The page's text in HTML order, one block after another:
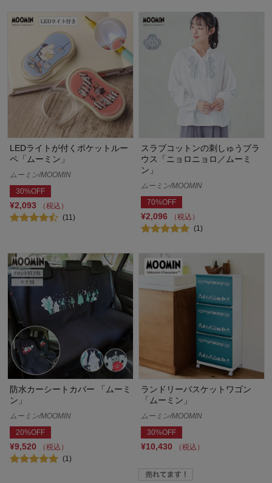
LEDライトが付くポケットルー
ペ「ムーミン」
ムーミン/MOOMIN
30%OFF
¥2,093
（税込）
(11)
スラブコットンの刺しゅうブラ
ウス「ニョロニョロ／ムーミ
ン」
ムーミン/MOOMIN
70%OFF
¥2,096
（税込）
(1)
防水カーシートカバー 「ムーミ
ン」
ムーミン/MOOMIN
20%OFF
¥9,520
（税込）
(1)
ランドリーバスケットワゴン
「ムーミン」
ムーミン/MOOMIN
30%OFF
¥10,430 （税込）